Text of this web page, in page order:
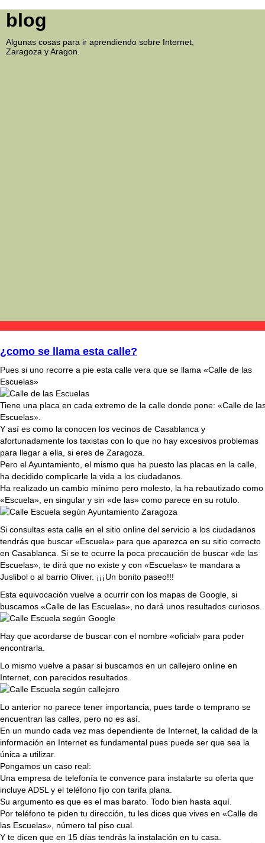
blog
Algunas cosas para ir aprendiendo sobre Internet,
Zaragoza y Aragon.
¿como se llama esta calle?
Pues si uno recorre a pie esta calle vera que se llama «Calle de las
Escuelas»
Tiene una placa en cada extremo de la calle donde pone: «Calle de
Escuelas».
Y así es como la conocen los vecinos de Casablanca y
afortunadamente los taxistas con lo que no hay excesivos problemas
para llegar a ella, si eres de Zaragoza.
Pero el Ayuntamiento, el mismo que ha puesto las placas en la calle,
ha decidido complicarle la vida a los ciudadanos.
Ha realizado un cambio mínimo pero molesto, la ha rebautizado como
«Escuela», en singular y sin «de las» como parece en su rotulo.
Si consultas esta calle en el sitio online del servicio a los ciudadanos
tendrás que buscar «Escuela» para que aparezca en su sitio correcto
en Casablanca. Si se te ocurre la poca precaución de buscar «de las
Escuelas», te dirá que no existe y con «Escuelas» te mandara a
Juslibol o al barrio Oliver. ¡¡¡Un bonito paseo!!!
Esta equivocación vuelve a ocurrir con los mapas de Google, si
buscamos «Calle de las Escuelas», no dará unos resultados curiosos.
Hay que acordarse de buscar con el nombre «oficial» para poder
encontrarla.
Lo mismo vuelve a pasar si buscamos en un callejero online en
Internet, con parecidos resultados.
Lo anterior no parece tener importancia, pues tarde o temprano se
encuentran las calles, pero no es así.
En un mundo cada vez mas dependiente de Internet, la calidad de la
información en Internet es fundamental pues puede ser que sea la
única a utilizar.
Pongamos un caso real:
Una empresa de telefonía te convence para instalarte su oferta que
incluye ADSL y el teléfono fijo con tarifa plana.
Su argumento es que es el mas barato. Todo bien hasta aquí.
Por teléfono te piden tu dirección, tu les dices que vives en «Calle de
las Escuelas», número tal piso cual.
Y te dicen que en 15 días tendrás la instalación en tu casa.